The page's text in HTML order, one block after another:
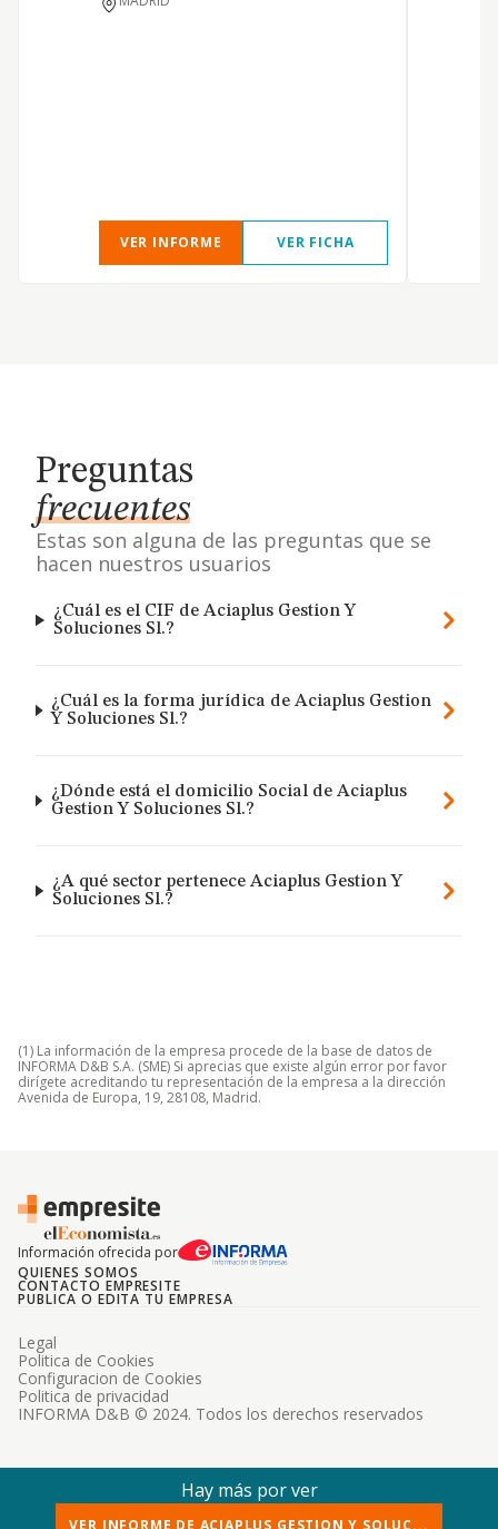
VER INFORME VER FICHA
Preguntas
frecuentes
Estas son alguna de las preguntas que se
hacen nuestros usuarios
¿Cuál es el CIF de Aciaplus Gestion Y
Soluciones Sl.?
¿Cuál es la forma jurídica de Aciaplus Gestion
Y Soluciones Sl.?
¿Dónde está el domicilio Social de Aciaplus
Gestion Y Soluciones Sl.?
¿A qué sector pertenece Aciaplus Gestion Y
Soluciones Sl.?
(1) La información de la empresa procede de la base de datos de
INFORMA D&B S.A. (SME) Si aprecias que existe algún error por favor
dirígete acreditando tu representación de la empresa a la dirección
Avenida de Europa, 19, 28108, Madrid.
Información ofrecida por
QUIENES SOMOS
CONTACTO EMPRESITE
PUBLICA O EDITA TU EMPRESA
INFORMA D&B © 2024. Todos los derechos reservados
Legal
Politica de Cookies
Configuracion de Cookies
Politica de privacidad
Hay más por ver
VER INFORME DE ACIAPLUS GESTION Y SOLUC...